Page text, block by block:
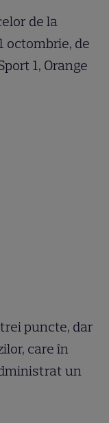
de la
octombrie, de
1, Orange
puncte, dar
care în
un